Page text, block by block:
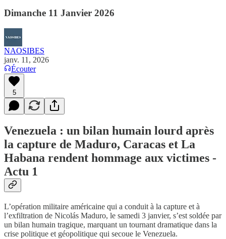
Dimanche 11 Janvier 2026
NAOSIBES
janv. 11, 2026
Écouter
5
Venezuela : un bilan humain lourd après
la capture de Maduro, Caracas et La
Habana rendent hommage aux victimes -
Actu 1
L’opération militaire américaine qui a conduit à la capture et à
l’exfiltration de Nicolás Maduro, le samedi 3 janvier, s’est soldée par
un bilan humain tragique, marquant un tournant dramatique dans la
crise politique et géopolitique qui secoue le Venezuela.